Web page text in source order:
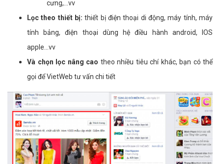
cưng,...vv
Lọc theo thiết bị:thiết bị điện thoại di động, máy tính, máy
tính bảng, điện thoại dùng hệ điều hành android, IOS
apple...vv
Và chọn lọc nâng cao theo nhiều tiêu chí khác, bạn có thể
gọi để VietWeb tư vấn chi tiết